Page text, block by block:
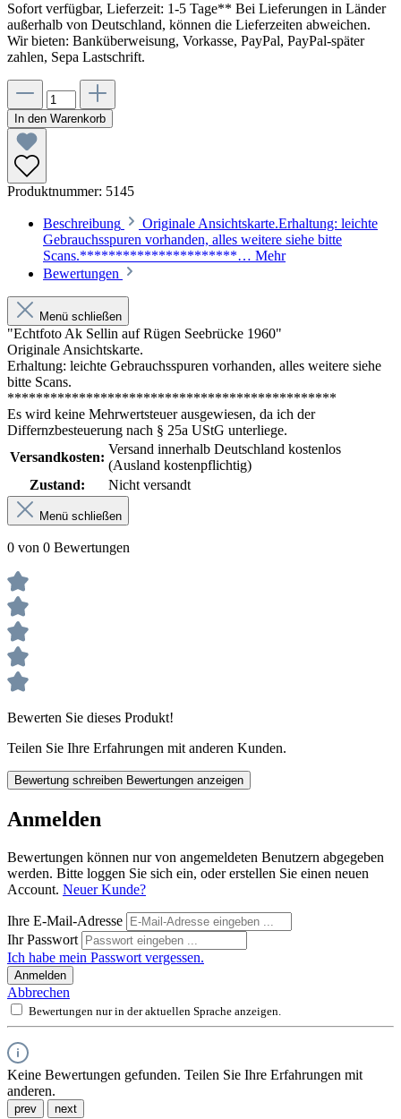
Sofort verfügbar, Lieferzeit: 1-5 Tage** Bei Lieferungen in Länder
außerhalb von Deutschland, können die Lieferzeiten abweichen.
Wir bieten: Banküberweisung, Vorkasse, PayPal, PayPal-später
zahlen, Sepa Lastschrift.
In den Warenkorb
Produktnummer: 5145
Beschreibung
Originale Ansichtskarte.Erhaltung: leichte
Gebrauchsspuren vorhanden, alles weitere siehe bitte
Scans.**********************… Mehr
Bewertungen
Menü schließen
"Echtfoto Ak Sellin auf Rügen Seebrücke 1960"
Originale Ansichtskarte.
Erhaltung: leichte Gebrauchsspuren vorhanden, alles weitere siehe
bitte Scans.
**********************************************
Es wird keine Mehrwertsteuer ausgewiesen, da ich der
Differnzbesteuerung nach § 25a UStG unterliege.
Versandkosten:
Versand innerhalb Deutschland kostenlos
(Ausland kostenpflichtig)
Zustand:
Nicht versandt
Menü schließen
0 von 0 Bewertungen
Bewerten Sie dieses Produkt!
Teilen Sie Ihre Erfahrungen mit anderen Kunden.
Bewertung schreiben Bewertungen anzeigen
Anmelden
Bewertungen können nur von angemeldeten Benutzern abgegeben
werden. Bitte loggen Sie sich ein, oder erstellen Sie einen neuen
Account. Neuer Kunde?
Ihre E-Mail-Adresse
Ihr Passwort
Ich habe mein Passwort vergessen.
Anmelden
Abbrechen
Bewertungen nur in der aktuellen Sprache anzeigen.
Keine Bewertungen gefunden. Teilen Sie Ihre Erfahrungen mit
anderen.
prev next